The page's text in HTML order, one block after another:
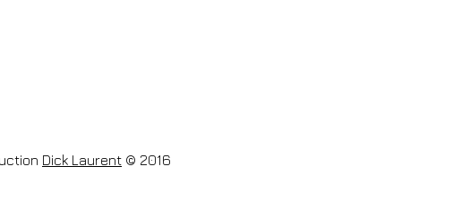
Dick Laurent © 2016